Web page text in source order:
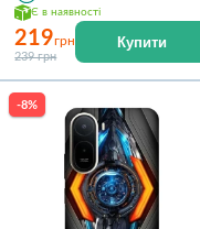
Є в наявності
219грн
239 грн
Купити
-8%